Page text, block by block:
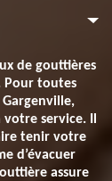
de gouttières
Pour toutes
service. Il
tenir votre
d’évacuer
assure